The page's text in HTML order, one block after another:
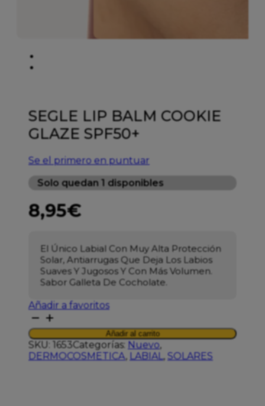
SEGLE LIP BALM COOKIE
GLAZE SPF50+
Se el primero en puntuar
Solo quedan 1 disponibles
8,95€
El Único Labial Con Muy Alta Protección
Solar, Antiarrugas Que Deja Los Labios
Suaves Y Jugosos Y Con Más Volumen.
Sabor Galleta De Cocholate.
Añadir a favoritos
SEGLE
LIP
BALM
COOKIE
GLAZE
Añadir al carrito
SKU: 1653Categorías: Nuevo,
DERMOCOSMETICA, LABIAL, SOLARES